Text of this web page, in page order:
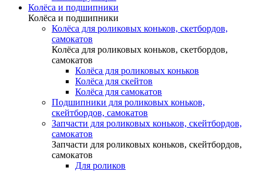
Колёса и подшипники
Колёса и подшипники
Колёса для роликовых коньков, скетбордов,
самокатов
Колёса для роликовых коньков, скетбордов,
самокатов
Колёса для роликовых коньков
Колёса для скейтов
Колёса для самокатов
Подшипники для роликовых коньков,
скейтбордов, самокатов
Запчасти для роликовых коньков, скейтбордов,
самокатов
Запчасти для роликовых коньков, скейтбордов,
самокатов
Для роликов